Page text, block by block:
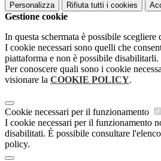
Personalizza Rifiuta tutti i cookies
Gestione cookie
In questa schermata è possibile
I cookie necessari sono quelli che
piattaforma e non è possibile disabilitarli.
Per conoscere quali sono i cookie
visionare la COOKIE POLICY.
Cookie necessari per il funzionamento
I cookie necessari per il funzionamento
disabilitati. È possibile consultare
policy.